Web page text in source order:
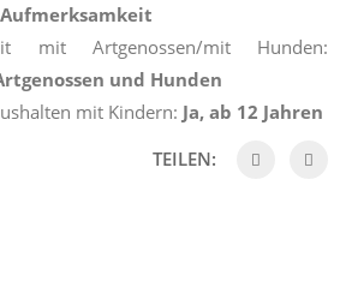
mit Artgenossen/mit Hunden:
und Hunden
mit Kindern: Ja, ab 12 Jahren
TEILEN: